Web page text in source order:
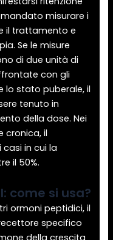
misurare i
il trattamento e
Se le misure
di due unità di
con gli
lo stato puberale, il
tenuto in
della dose. Nei
cronica, il
in cui la
il 50%.
come si usa?
ormoni peptidici, il
specifico